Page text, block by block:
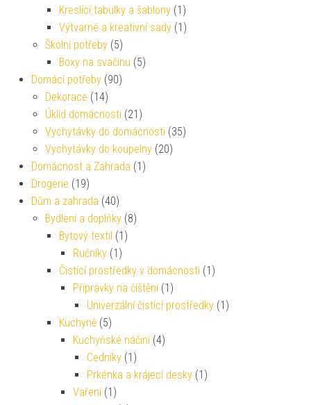
Kreslící tabulky a šablony (1)
Výtvarné a kreativní sady (1)
Školní potřeby (5)
Boxy na svačinu (5)
Domácí potřeby (90)
Dekorace (14)
Úklid domácnosti (21)
Vychytávky do domácnosti (35)
Vychytávky do koupelny (20)
Domácnost a Zahrada (1)
Drogerie (19)
Dům a zahrada (40)
Bydlení a doplňky (8)
Bytový textil (1)
Ručníky (1)
Čistící prostředky v domácnosti (1)
Přípravky na čištění (1)
Univerzální čistící prostředky (1)
Kuchyně (5)
Kuchyňské náčiní (4)
Cedníky (1)
Prkénka a krájecí desky (1)
Vaření (1)